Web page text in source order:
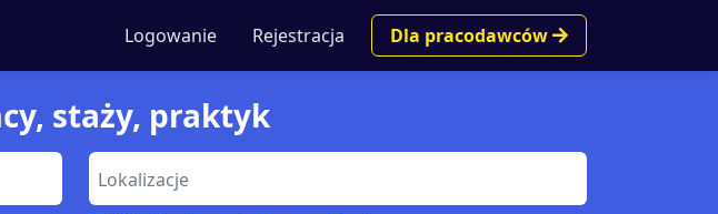
Logowanie Rejestracja Dla pracodawców
staży, praktyk